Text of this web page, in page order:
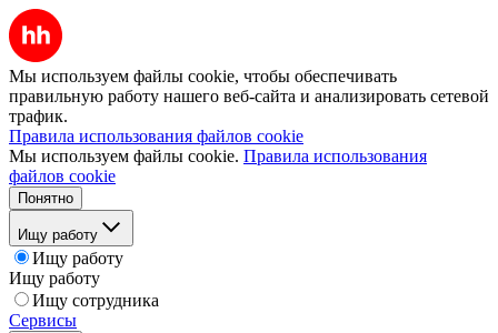
Мы используем файлы cookie, чтобы обеспечивать
правильную работу нашего веб-сайта и анализировать сетевой
трафик.
Правила использования файлов cookie
Мы используем файлы cookie. Правила использования
файлов cookie
Понятно
Ищу работу
Ищу работу
Ищу работу
Ищу сотрудника
Сервисы